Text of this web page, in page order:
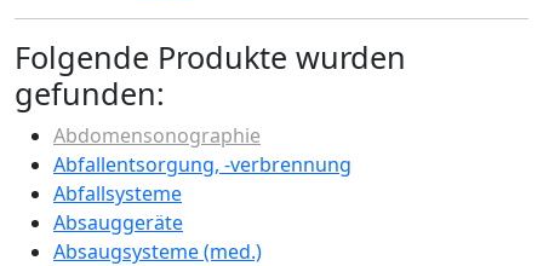
Folgende Produkte wurden
gefunden:
Abdomensonographie
Abfallentsorgung, -verbrennung
Abfallsysteme
Absauggeräte
Absaugsysteme (med.)